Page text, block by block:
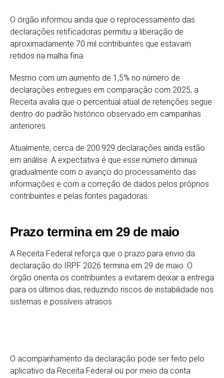
O órgão informou ainda que o reprocessamento das
declarações retificadoras permitiu a liberação de
aproximadamente 70 mil contribuintes que estavam
retidos na malha fina.
Mesmo com um aumento de 1,5% no número de
declarações entregues em comparação com 2025, a
Receita avalia que o percentual atual de retenções segue
dentro do padrão histórico observado em campanhas
anteriores.
Atualmente, cerca de 200.929 declarações ainda estão
em análise. A expectativa é que esse número diminua
gradualmente com o avanço do processamento das
informações e com a correção de dados pelos próprios
contribuintes e pelas fontes pagadoras.
Prazo termina em 29 de maio
A Receita Federal reforça que o prazo para envio da
declaração do IRPF 2026 termina em 29 de maio. O
órgão orienta os contribuintes a evitarem deixar a entrega
para os últimos dias, reduzindo riscos de instabilidade nos
sistemas e possíveis atrasos.
O acompanhamento da declaração pode ser feito pelo
aplicativo da Receita Federal ou por meio da conta